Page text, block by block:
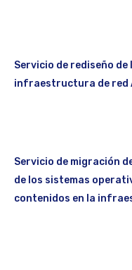
Servicio de rediseño
infraestructura de red
Servicio de migración
de los sistemas
contenidos en la